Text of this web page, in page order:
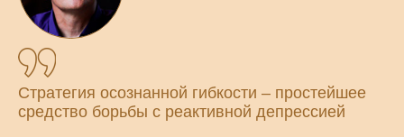
Стратегия осознанной гибкости – простейшее
средство борьбы с реактивной депрессией